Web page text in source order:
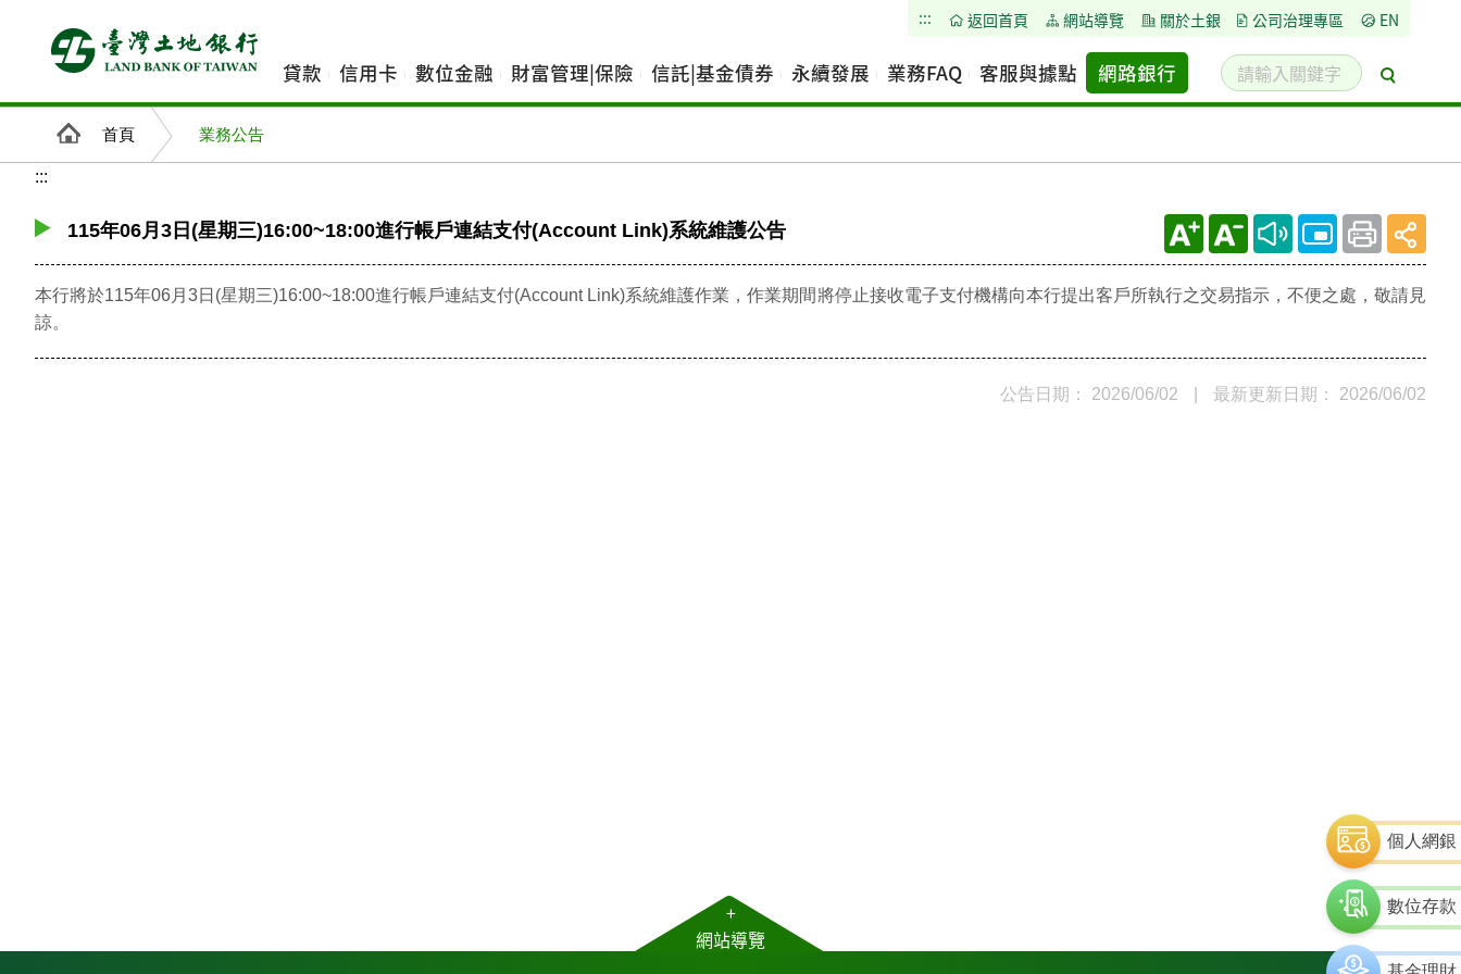
::: 返回首頁 網站導覽 關於土銀 公司治理專區 EN
貸款 信用卡 數位金融 財富管理|保險 信託|基金債券 永續發展 業務FAQ 客服與據點 網路銀行
請
輸
搜
尋
首頁 業務公告
:::
115年06月3日(星期三)16:00~18:00進行帳戶連結支付(Account Link)系統維護公告
本行將於115年06月3日(星期三)16:00~18:00進行帳戶連結支付(Account Link)系統維護作業，作業期間將停止接收電子支付機構向本行提出客戶所執行之交易指示，不便之處，敬請見
諒。
公告日期： 2026/06/02 最新更新日期： 2026/06/02
+
網站導覽
個人網銀
數位存款